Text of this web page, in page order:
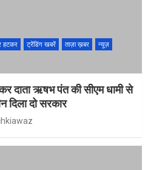
हटकर ट्रेंडिंग खबरें ताज़ा ख़बर
न्यूज़
दाता ऋषभ पंत की सीएम धामी से
दिला दो सरकार